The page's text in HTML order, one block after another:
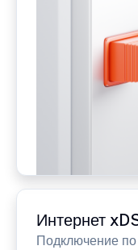
Интернет
Подключение